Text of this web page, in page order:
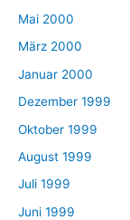
Mai 2000
März 2000
Januar 2000
Dezember 1999
Oktober 1999
August 1999
Juli 1999
Juni 1999